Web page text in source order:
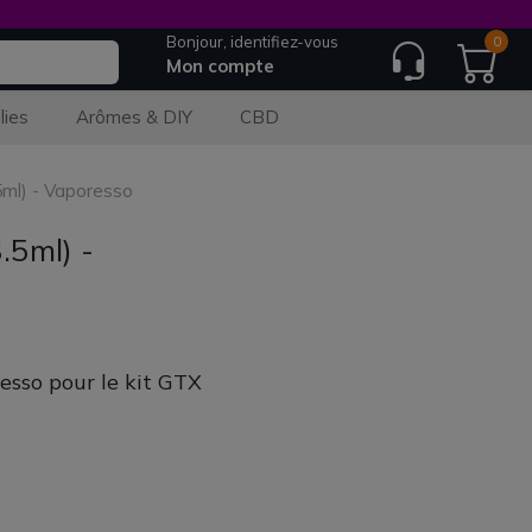
Bonjour, identifiez-vous
Mon compte
0
Arômes & DIY CBD
- Vaporesso
-
pour le kit GTX